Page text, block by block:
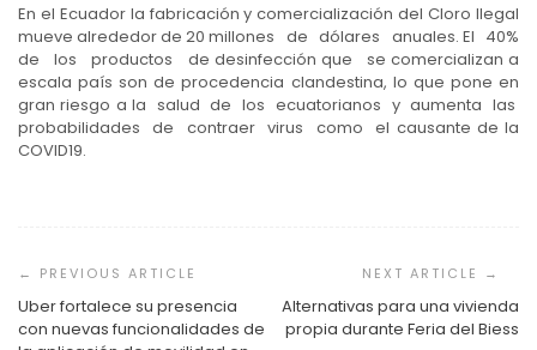
En el Ecuador la fabricación y comercialización del Cloro Ilegal
mueve alrededor de 20 millones de dólares anuales. El 40%
de los productos de desinfección que se comercializan a
escala país son de procedencia clandestina, lo que pone en
gran riesgo a la salud de los ecuatorianos y aumenta las
probabilidades de contraer virus como el causante de la
COVID19.
de
entradas
Uber fortalece su presencia
con nuevas funcionalidades de
Alternativas para una vivienda
propia durante Feria del Biess